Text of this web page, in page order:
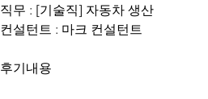
직무 : [기술직] 자동차 생산
컨설턴트 : 마크 컨설턴트
후기내용